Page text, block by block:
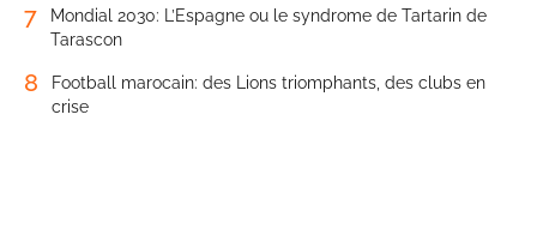
7
Mondial 2030: L’Espagne ou le syndrome de Tartarin de
Tarascon
8
Football marocain: des Lions triomphants, des clubs en
crise